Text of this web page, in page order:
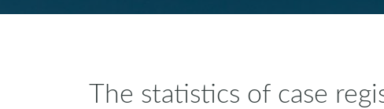
The statistics of case